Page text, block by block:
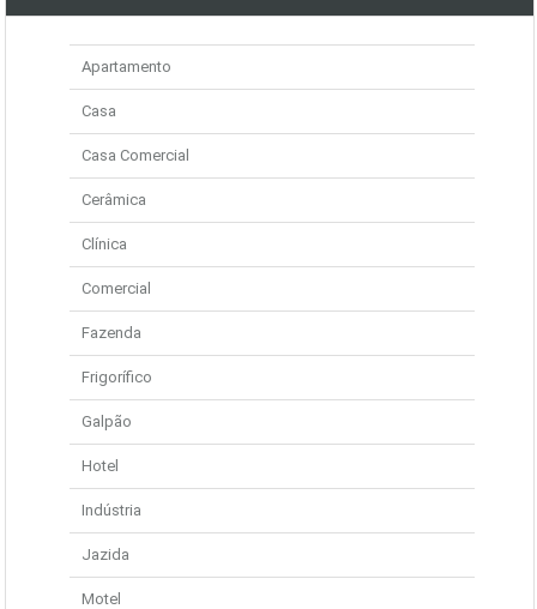
Apartamento
Casa
Casa Comercial
Cerâmica
Clínica
Comercial
Fazenda
Frigorífico
Galpão
Hotel
Indústria
Jazida
Motel